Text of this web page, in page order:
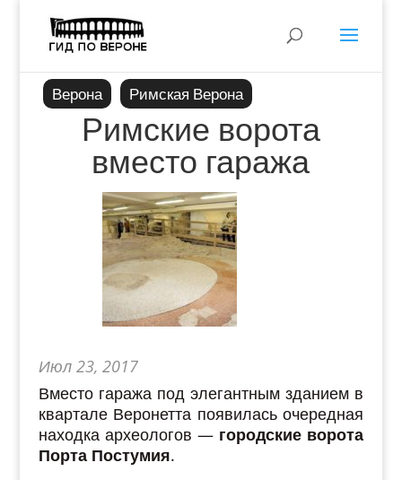
Верона Римская Верона
Римские ворота
вместо гаража
Июл 23, 2017
Вместо гаража под элегантным зданием в
квартале Веронетта появилась очередная
находка археологов — городские ворота
Порта Постумия.